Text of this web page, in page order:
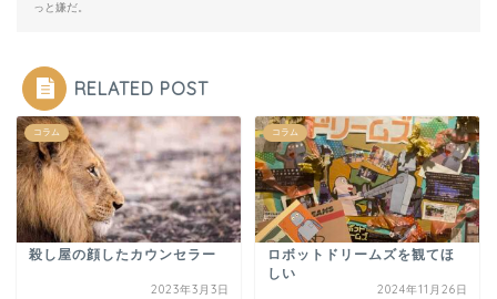
っと嫌だ。
RELATED POST
コラム
殺し屋の顔したカウンセラー
2023年3月3日
コラム
ロボットドリームズを観てほ
しい
2024年11月26日